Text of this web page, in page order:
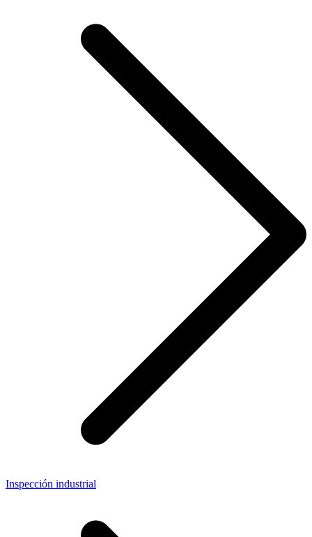
Inspección industrial